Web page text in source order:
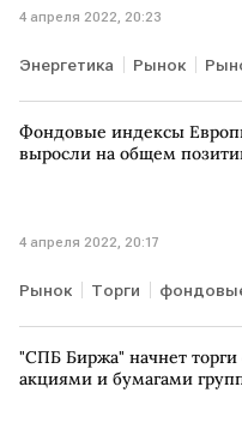
4 апреля 2022, 20:23
Энергетика Рынок
Торги
Фондовые индексы
выросли на общем
4 апреля 2022, 20:17
Рынок Торги
"СПБ Биржа" начнет
акциями и бумагами